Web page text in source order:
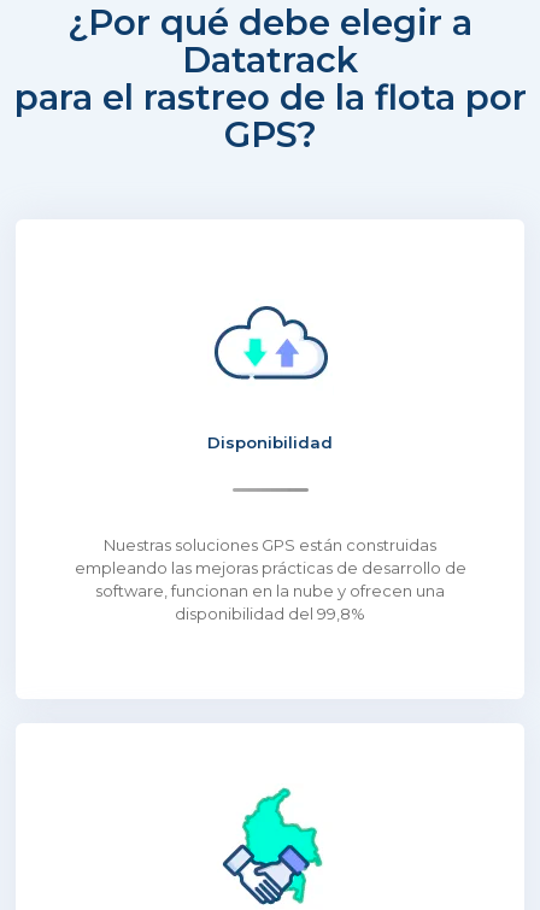
¿Por qué debe elegir a
Datatrack
para el rastreo de la flota por
GPS?
Disponibilidad
Nuestras soluciones GPS están construidas
empleando las mejoras prácticas de desarrollo de
software, funcionan en la nube y ofrecen una
disponibilidad del 99,8%